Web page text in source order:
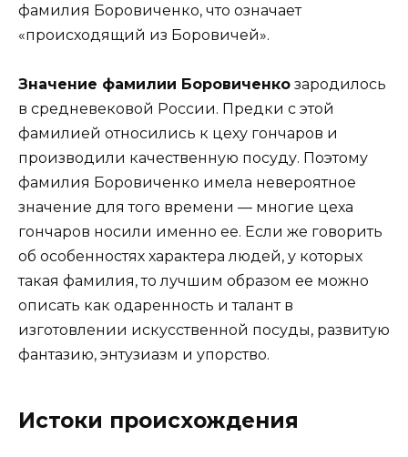
фамилия Боровиченко, что означает
«происходящий из Боровичей».
Значение фамилии Боровиченко зародилось
в средневековой России. Предки с этой
фамилией относились к цеху гончаров и
производили качественную посуду. Поэтому
фамилия Боровиченко имела невероятное
значение для того времени — многие цеха
гончаров носили именно ее. Если же говорить
об особенностях характера людей, у которых
такая фамилия, то лучшим образом ее можно
описать как одаренность и талант в
изготовлении искусственной посуды, развитую
фантазию, энтузиазм и упорство.
Истоки происхождения